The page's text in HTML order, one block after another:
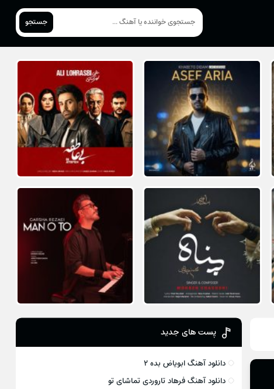
جستجو
پست های جدید
دانلود آهنگ ابویاض بده ۲
دانلود آهنگ فرهاد تاروردی تماشای تو